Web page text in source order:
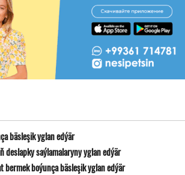
bäsleşik yglan edýär
deslapky saýlamalaryny yglan edýär
boýunça bäsleşik yglan edýär